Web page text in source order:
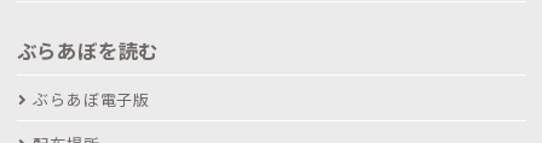
ぶらあぼを読む
ぶらあぼ電子版